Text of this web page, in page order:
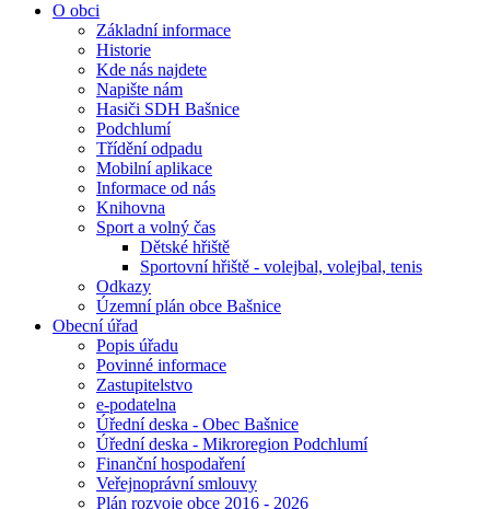
O obci
Základní informace
Historie
Kde nás najdete
Napište nám
Hasiči SDH Bašnice
Podchlumí
Třídění odpadu
Mobilní aplikace
Informace od nás
Knihovna
Sport a volný čas
Dětské hřiště
Sportovní hřiště - volejbal, volejbal, tenis
Odkazy
Územní plán obce Bašnice
Obecní úřad
Popis úřadu
Povinné informace
Zastupitelstvo
e-podatelna
Úřední deska - Obec Bašnice
Úřední deska - Mikroregion Podchlumí
Finanční hospodaření
Veřejnoprávní smlouvy
Plán rozvoje obce 2016 - 2026